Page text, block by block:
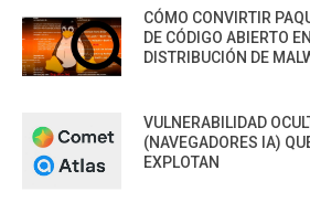
CÓMO CONVIRTIR
DE CÓDIGO ABIERTO
DISTRIBUCIÓN DE
VULNERABILIDAD
(NAVEGADORES IA)
EXPLOTAN